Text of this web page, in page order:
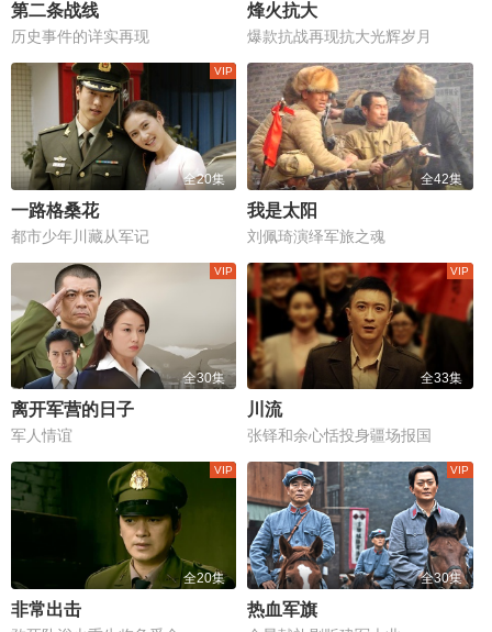
第二条战线
历史事件的详实再现
烽火抗大
爆款抗战再现抗大光辉岁月
全20集
一路格桑花
都市少年川藏从军记
全42集
我是太阳
刘佩琦演绎军旅之魂
全30集
离开军营的日子
军人情谊
全33集
川流
张铎和余心恬投身疆场报国
全20集
非常出击
全30集
热血军旗